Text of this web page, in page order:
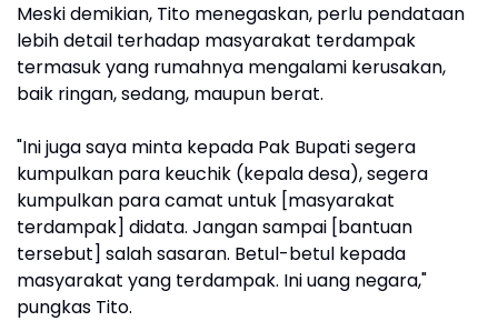
Meski demikian, Tito menegaskan, perlu pendataan
lebih detail terhadap masyarakat terdampak
termasuk yang rumahnya mengalami kerusakan,
baik ringan, sedang, maupun berat.
"Ini juga saya minta kepada Pak Bupati segera
kumpulkan para keuchik (kepala desa), segera
kumpulkan para camat untuk [masyarakat
terdampak] didata. Jangan sampai [bantuan
tersebut] salah sasaran. Betul-betul kepada
masyarakat yang terdampak. Ini uang negara,"
pungkas Tito.